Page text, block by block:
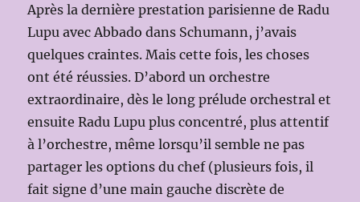
Après la dernière prestation parisienne de Radu
Lupu avec Abbado dans Schumann, j’avais
quelques craintes. Mais cette fois, les choses
ont été réussies. D’abord un orchestre
extraordinaire, dès le long prélude orchestral et
ensuite Radu Lupu plus concentré, plus attentif
à l’orchestre, même lorsqu’il semble ne pas
partager les options du chef (plusieurs fois, il
fait signe d’une main gauche discrète de